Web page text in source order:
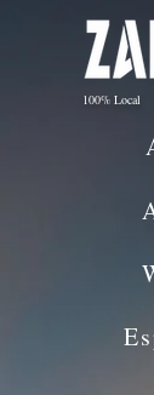
100% Local